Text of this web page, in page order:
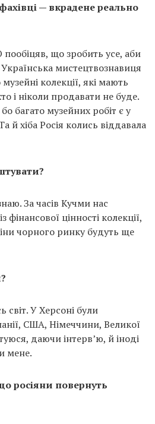
— вкрадене реально
що зробить усе, аби
мистецтвознавиця
колекції, які мають
і ніколи продавати не буде.
багато музейних робіт є у
й хіба Росія колись віддавала
За часів Кучми нас
фінансової цінності колекції,
чорного ринку будуть ще
У Херсоні були
США, Німеччини, Великої
даючи інтерв’ю, й іноді
мене.
росіяни повернуть